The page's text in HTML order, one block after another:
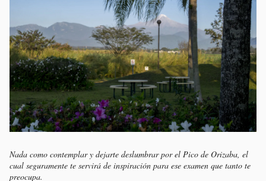
Nada como contemplar y dejarte deslumbrar por el Pico de Orizaba, el
cual seguramente te servirá de inspiración para ese examen que tanto te
preocupa.